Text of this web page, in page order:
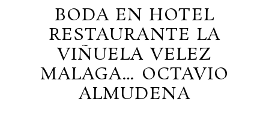
BODA EN HOTEL
RESTAURANTE LA
VIÑUELA VELEZ
MALAGA… OCTAVIO
ALMUDENA